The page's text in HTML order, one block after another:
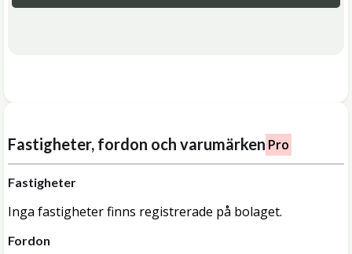
Fastigheter, fordon och varumärken Pro
Fastigheter
Inga fastigheter finns registrerade på bolaget.
Fordon